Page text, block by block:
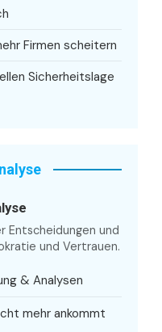
Firmen scheitern
Sicherheitslage
Entscheidungen und
und Vertrauen.
& Analysen
mehr ankommt